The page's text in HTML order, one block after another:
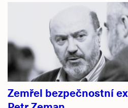
Související
články
Zemřel bezpečnostní